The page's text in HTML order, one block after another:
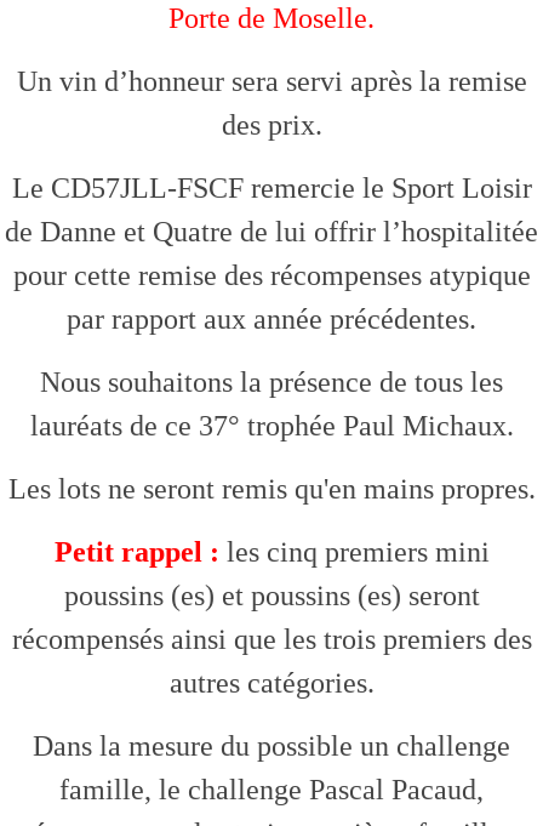
Porte de Moselle.
Un vin d’honneur sera servi après la remise
des prix.
Le CD57JLL-FSCF remercie le Sport Loisir
de Danne et Quatre de lui offrir l’hospitalitée
pour cette remise des récompenses atypique
par rapport aux année précédentes.
Nous souhaitons la présence de tous les
lauréats de ce 37° trophée Paul Michaux.
Les lots ne seront remis qu'en mains propres.
Petit rappel : les cinq premiers mini
poussins (es) et poussins (es) seront
récompensés ainsi que les trois premiers des
autres catégories.
Dans la mesure du possible un challenge
famille, le challenge Pascal Pacaud,